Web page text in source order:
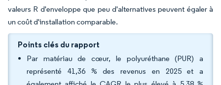
valeurs R d'enveloppe que peu d'alternatives peuvent égaler à
un coût d'installation comparable.
Points clés du rapport
Par matériau de cœur, le polyuréthane (PUR) a
représenté 41,36 % des revenus en 2025 et a